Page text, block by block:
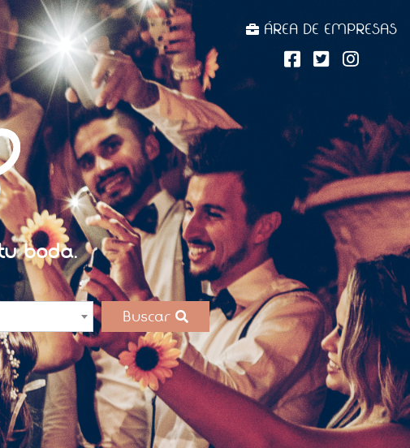
ÁREA DE EMPRESAS
boda.
Buscar